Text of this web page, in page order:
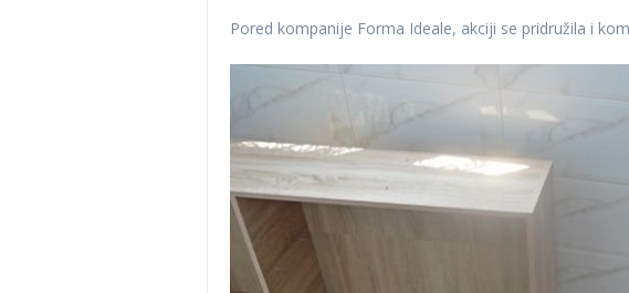
Pored kompanije Forma Ideale, akciji se pridružila i